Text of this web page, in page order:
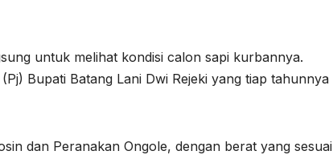
untuk melihat kondisi calon sapi kurbannya.
Bupati Batang Lani Dwi Rejeki yang tiap tahunnya
dan Peranakan Ongole, dengan berat yang sesuai